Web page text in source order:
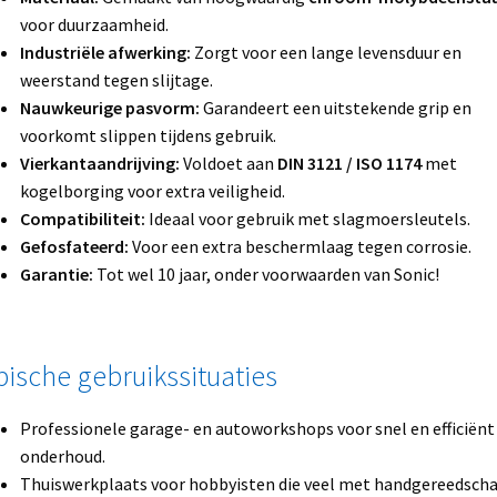
voor duurzaamheid.
Industriële afwerking: Zorgt voor een lange levensduur en
weerstand tegen slijtage.
Nauwkeurige pasvorm: Garandeert een uitstekende grip en
voorkomt slippen tijdens gebruik.
Vierkantaandrijving: Voldoet aan DIN 3121 / ISO 1174met
kogelborging voor extra veiligheid.
Compatibiliteit: Ideaal voor gebruik met slagmoersleutels.
Gefosfateerd: Voor een extra beschermlaag tegen corrosie.
Garantie: Tot wel 10 jaar, onder voorwaarden van Sonic!
gebruikssituaties
Professionele garage- en autoworkshops voor snel en efficiënt
onderhoud.
Thuiswerkplaats voor hobbyisten die veel met